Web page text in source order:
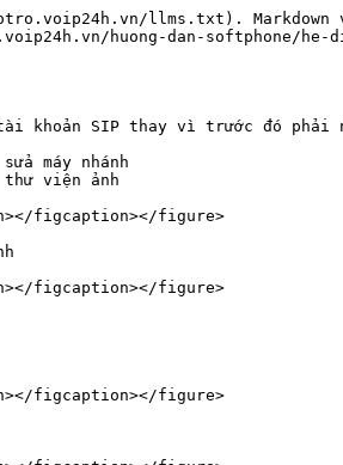
llms.txt). Markdown
huong-dan-softphone/he-
khoản SIP thay vì trước đó phải
máy nhánh
thư viện ảnh
figcaption></figure>
figcaption></figure>
figcaption></figure>